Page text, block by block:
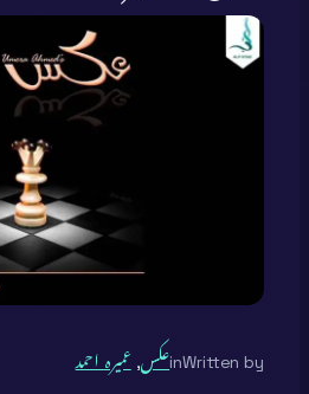
Written by
inعکس, عمیرہ احمد